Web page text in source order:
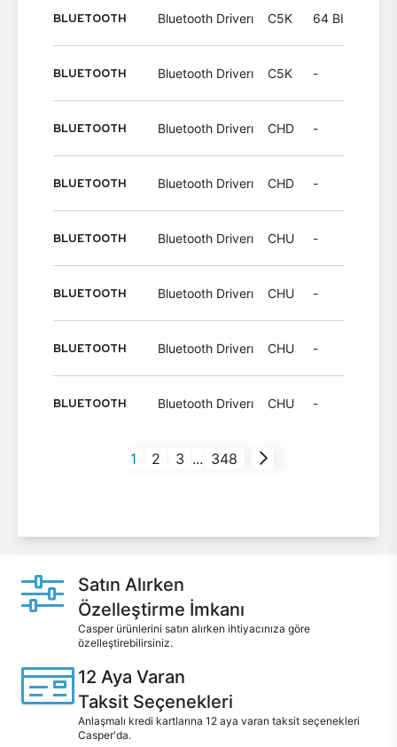
BLUETOOTH Bluetooth Driverı C5K 64 BIT
BLUETOOTH Bluetooth Driverı C5K -
BLUETOOTH Bluetooth Driverı CHD -
BLUETOOTH Bluetooth Driverı CHD -
BLUETOOTH Bluetooth Driverı CHU -
BLUETOOTH Bluetooth Driverı CHU -
BLUETOOTH Bluetooth Driverı CHU -
BLUETOOTH Bluetooth Driverı CHU -
1 2 3 ... 348
Satın Alırken
Özelleştirme İmkanı
Casper ürünlerini satın alırken ihtiyacınıza göre
özelleştirebilirsiniz.
12 Aya Varan
Taksit Seçenekleri
Anlaşmalı kredi kartlarına 12 aya varan taksit seçenekleri
Casper'da.